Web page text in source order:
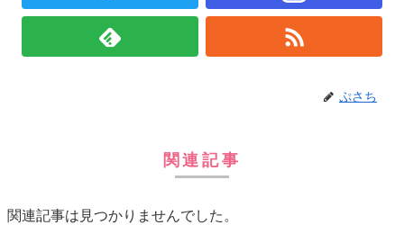
ぷさち
関連記事
関連記事は見つかりませんでした。